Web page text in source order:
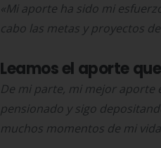
«Mi aporte ha sido mi
cabo las metas y proyectos
Leamos el aporte
De mi parte, mi mejor aporte
pensionado y sigo
muchos momentos de mi